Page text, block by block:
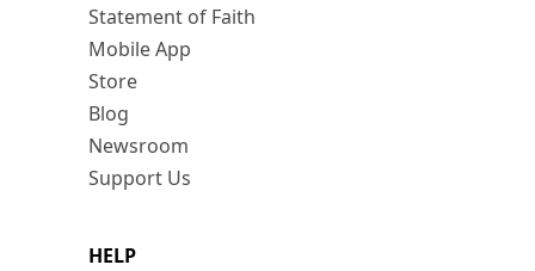
Statement of Faith
Mobile App
Store
Blog
Newsroom
Support Us
HELP